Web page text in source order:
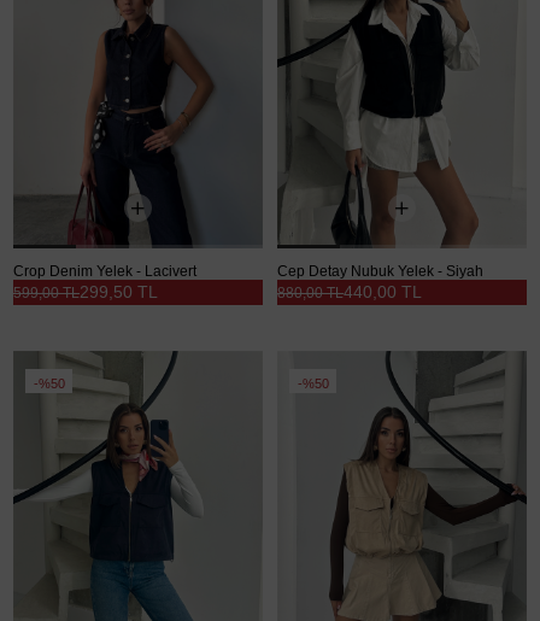
Crop Denim Yelek - Lacivert
299,50 TL
599,00 TL
Cep Detay Nubuk Yelek - Siyah
440,00 TL
880,00 TL
%50 %50